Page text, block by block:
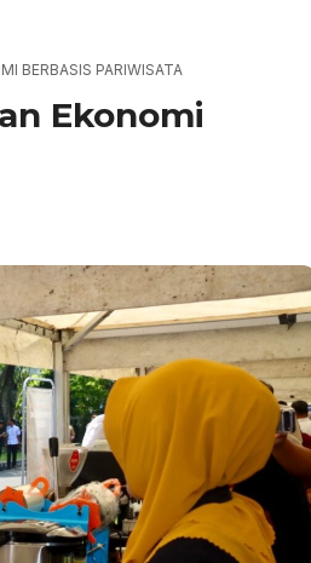
BERBASIS PARIWISATA
Ekonomi